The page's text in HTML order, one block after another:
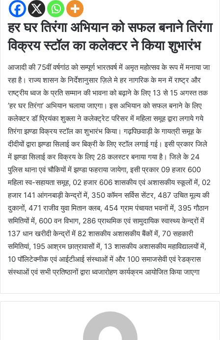
हर घर तिरंगा अभियान को सफल बनाने तिरंगा
विक्रय स्टॉल का कलेक्टर ने किया शुभारंभ
आजादी की 75वीं वर्षगांठ को सम्पूर्ण भारतवर्ष में अमृत महोत्सव के रूप में मनाया जा
रहा है। राज्य शासन के निर्देशानुसार ज़िले मे हर नागरिक के मन में राष्ट्र और
राष्ट्रीय ध्वज के प्रति सम्मान की भावना को बढ़ाने के लिए 13 से 15 अगस्त तक
’हर घर तिरंगा’ अभियान चलाया जाएगा। इस अभियान को सफल बनाने के लिए
कलेक्टर डॉ प्रियंका शुक्ला ने कलेक्ट्रेट परिसर में महिला समूह द्वारा लगाये गये
तिरंगा झण्डा विक्रय स्टॉल का शुभारंभ किया। गढ़पिछवाड़ी के गायत्री समूह के
दीदीयों द्वारा झण्डा सिलाई कर बिक्री के लिए स्टॉल लगाई गई। इसी प्रकार जिले
में झण्डा सिलाई कर विक्रय के लिए 28 कलस्टर बनाया गया है। जिले के 24
पुलिस थाना एवं चौकियों में झण्डा फहराया जायेगा, इसी प्रकार 09 हजार 600
महिला स्व-सहायता समूह, 02 हजार 606 शासकीय एवं अशासकीय स्कूलों में, 02
हजार 141 आंगनबाड़ी केन्द्रों में, 350 कॉमन सर्विस सेंटर, 487 उचित मूल्य की
दुकानों, 471 राजीव युवा मितान क्लब, 454 ग्राम पंचायत भवनों में, 395 गौठान
समितियों में, 600 वन विभाग, 286 प्राथमिक एवं सामुदायिक स्वास्थ्य केन्द्रों में
137 धान खरीदी केन्द्रों में 82 शासकीय अशासकीय बैंकों में, 70 सहकारी
समितियां, 195 आश्रम छात्रावासों में, 13 शासकीय अशासकीय महाविद्यालयों में,
10 पॉलिटेक्नीक एवं आईटीआई संस्थाओं में और 100 समाजसेवी एवं रेडक्रास
संस्थाओं एवं सभी प्रतिष्ठानों द्वारा ध्वजारोहण कार्यक्रम आयोजित किया जाएगा